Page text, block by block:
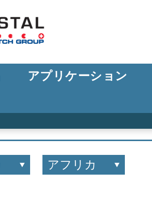
アプリケーション
アフリカ